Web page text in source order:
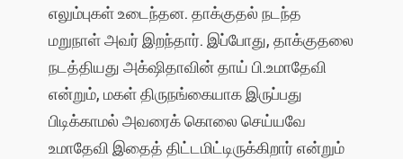
எலும்புகள் உடைந்தன. தாக்குதல் நடந்த
மறுநாள் அவர் இறந்தார். இப்போது, தாக்குதலை
நடத்தியது அக்‌ஷிதாவின் தாய் பி.உமாதேவி
என்றும், மகள் திருநங்கையாக இருப்பது
பிடிக்காமல் அவரைக் கொலை செய்யவே
உமாதேவி இதைத் திட்டமிட்டிருக்கிறார் என்றும்